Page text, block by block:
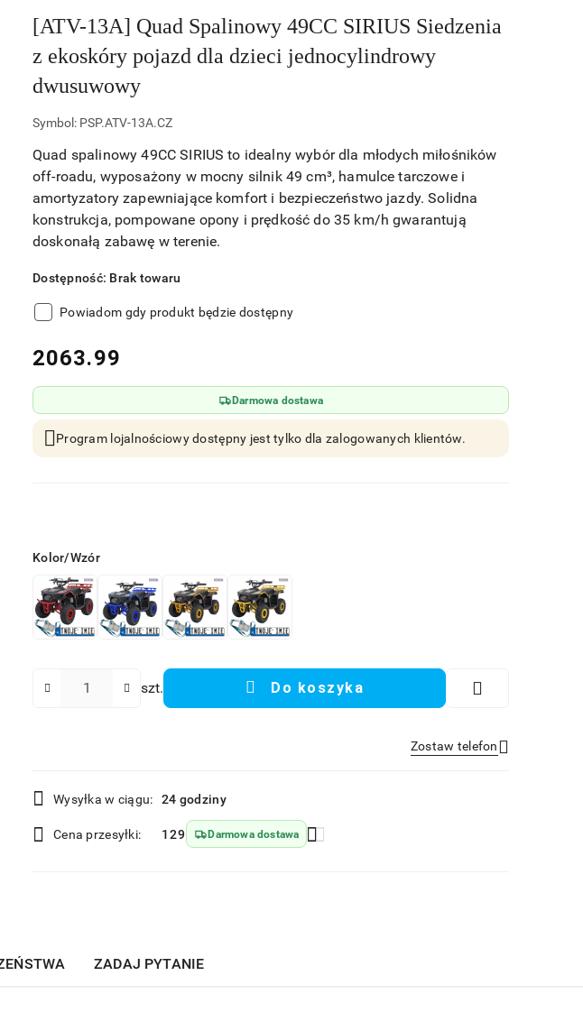
[ATV-13A] Quad Spalinowy 49CC SIRIUS Siedzenia
z ekoskóry pojazd dla dzieci jednocylindrowy
dwusuwowy
Symbol: PSP.ATV-13A.CZ
Quad spalinowy 49CC SIRIUS to idealny wybór dla młodych miłośników
off-roadu, wyposażony w mocny silnik 49 cm³, hamulce tarczowe i
amortyzatory zapewniające komfort i bezpieczeństwo jazdy. Solidna
konstrukcja, pompowane opony i prędkość do 35 km/h gwarantują
doskonałą zabawę w terenie.
Dostępność: Brak towaru
Powiadom gdy produkt będzie dostępny
cena:
2063.99
Darmowa dostawa
Program lojalnościowy dostępny jest tylko dla zalogowanych klientów.
Wariant
Kolor/Wzór
szt. Do koszyka
Zostaw telefon
Dostępność
i
dostawa
Wysyłka w ciągu: 24 godziny
Cena przesyłki: 129 Darmowa dostawa
ZADAJ PYTANIE